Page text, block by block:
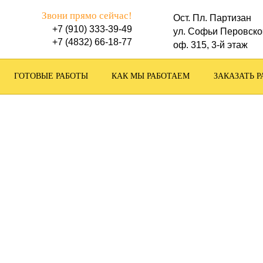
Звони прямо сейчас!
+7 (910) 333-39-49
+7 (4832) 66-18-77
Ост. Пл. Партизан
ул. Софьи
оф. 315, 3-й этаж
ГОТОВЫЕ РАБОТЫ КАК МЫ РАБОТАЕМ ЗАКАЗАТЬ